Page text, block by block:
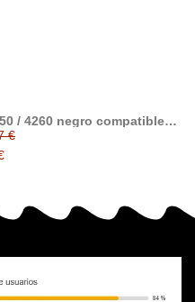
/ 4260 negro compatible
113R00755
€